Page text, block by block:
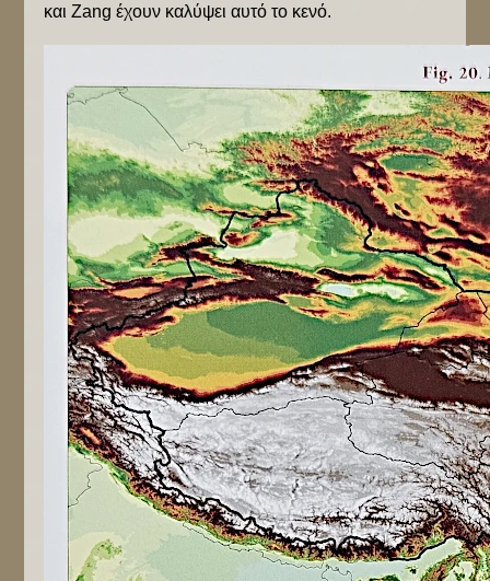
και Zang έχουν καλύψει αυτό το κενό.